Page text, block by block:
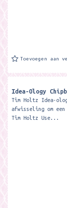
Toevoegen
Idea-Ology
Tim Holtz Idea-
afwisseling om
Tim Holtz Use...